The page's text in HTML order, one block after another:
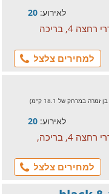
לאירוע: 20
למחירים צלצל
במרחק של 18.1 ק"מ)
לאירוע: 20
חדרי שינה 4, חדרי רחצה 4, בריכה,
למחירים צלצל